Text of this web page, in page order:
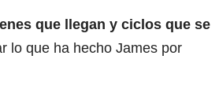
que llegan y ciclos que se
lo que ha hecho James por